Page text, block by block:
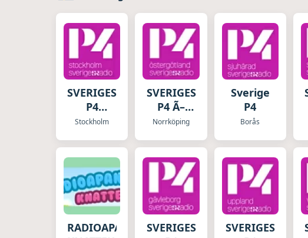
SVERIGES
P4
STOCKHOLM
Stockholm
SVERIGES
P4 Ã–
STERGÃ–
Norrköping
Sverige
P4
Borås
RADIOAPANS
SVERIGES
SVERIGES